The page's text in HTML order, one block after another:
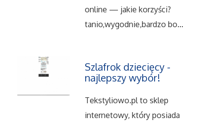
Ślub i Wesele
Weterynaryjne, Hodowla Zwierząt
Serwis
online — jakie korzyści?
tanio,wygodnie,bardzo bo...
Szlafrok dziecięcy -
najlepszy wybór!
Tekstyliowo.pl to sklep
internetowy, który posiada